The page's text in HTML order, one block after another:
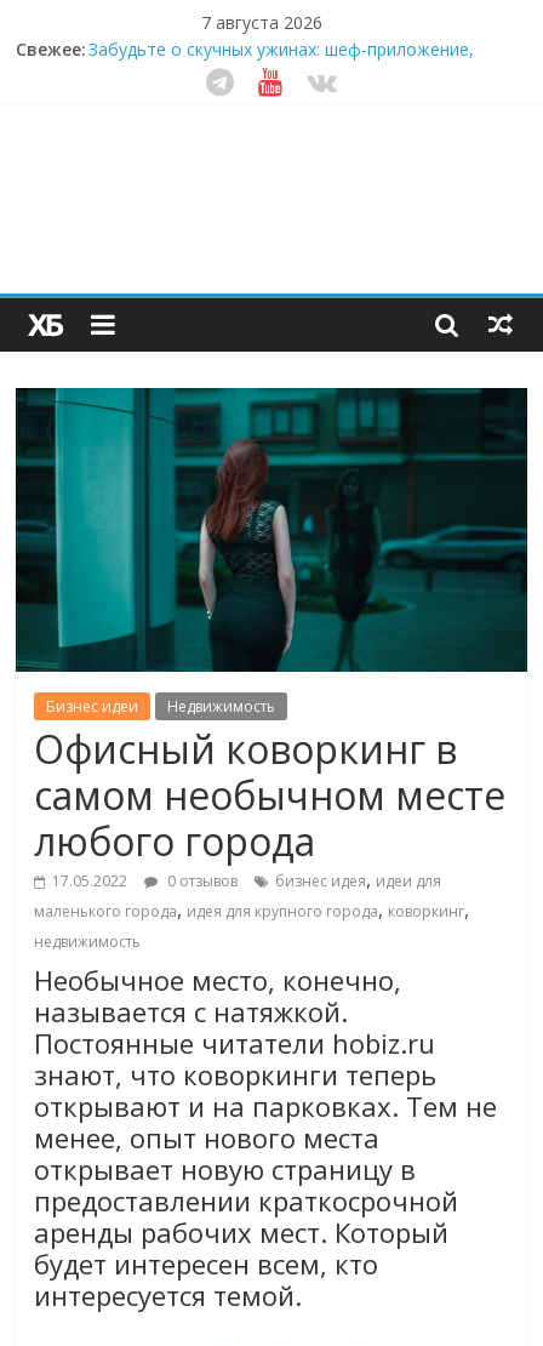
7 августа 2026
Свежее:Забудьте о скучных ужинах: шеф-приложение,
которое видит вашу еду насквозь
Небо зовёт: как бизнес на полётах дронов и
Секрет супергидратации: почему кокосовая вода с
пребиотиками становится главным трендом
здорового питания
Бизнес идеи Недвижимость
Офисный коворкинг в
самом необычном месте
любого города
17.05.2022 0 отзывов бизнес идея, идеи для
маленького города, идея для крупного города, коворкинг,
недвижимость
Необычное место, конечно,
называется с натяжкой.
Постоянные читатели hobiz.ru
знают, что коворкинги теперь
открывают и на парковках. Тем не
менее, опыт нового места
открывает новую страницу в
предоставлении краткосрочной
аренды рабочих мест. Который
будет интересен всем, кто
интересуется темой.